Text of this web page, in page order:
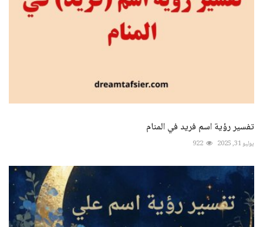
تفسير رؤية اسم فريد في المنام
يوليو 31, 2025 922